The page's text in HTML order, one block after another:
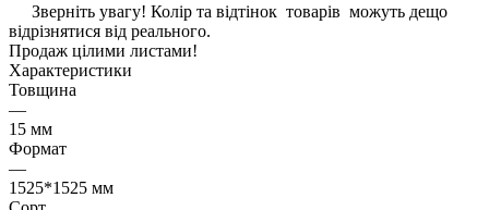
Зверніть увагу! Колір та відтінок товарів можуть дещо
відрізнятися від реального.
Продаж цілими листами!
Характеристики
Товщина
—
15 мм
Формат
—
1525*1525 мм